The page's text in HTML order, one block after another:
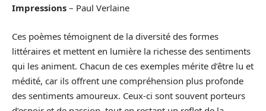
Impressions – Paul Verlaine
Ces poèmes témoignent de la diversité des formes
littéraires et mettent en lumière la richesse des sentiments
qui les animent. Chacun de ces exemples mérite d’être lu et
médité, car ils offrent une compréhension plus profonde
des sentiments amoureux. Ceux-ci sont souvent porteurs